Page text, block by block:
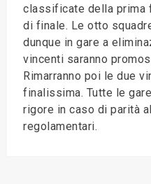
classificate della prima
di finale. Le otto
dunque in gare a
vincenti saranno
Rimarranno poi le due
finalissima. Tutte le
rigore in caso di parità
regolamentari.